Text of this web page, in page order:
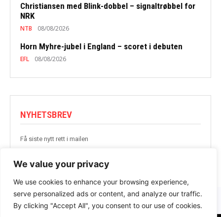
We value your privacy
We use cookies to enhance your browsing experience,
serve personalized ads or content, and analyze our traffic.
By clicking "Accept All", you consent to our use of cookies.
Christiansen med Blink-dobbel – signaltrøbbel for
NRK
NTB 08/08/2026
Horn Myhre-jubel i England – scoret i debuten
EFL 08/08/2026
NYHETSBREV
Få siste nytt rett i mailen